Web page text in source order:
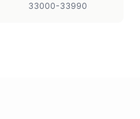
33000-33990